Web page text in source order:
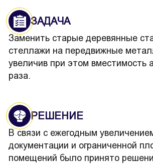
ЗАДАЧА
Заменить старые деревянные
стеллажи на передвижные
увеличив при этом вместимость
раза.
РЕШЕНИЕ
В связи с ежегодным
документации и ограниченной
помещений было принято